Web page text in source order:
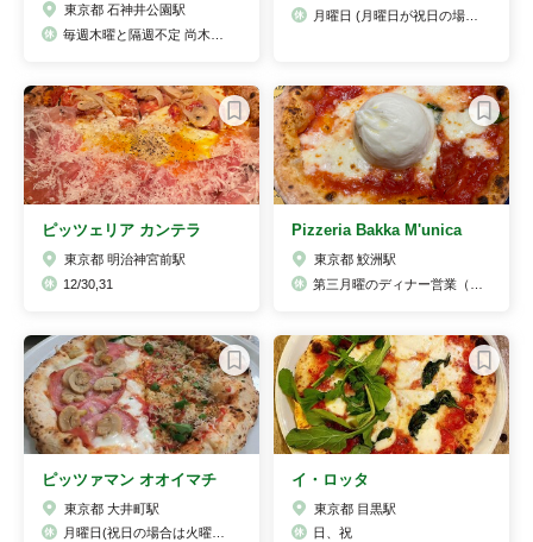
東京都 石神井公園駅
ピッツェリア カンテラ
東京都 明治神宮前駅
12/30,31
Pizzeria Bakka M'unica
東京都 鮫洲駅
ピッツァマン オオイマチ
東京都 大井町駅
イ・ロッタ
東京都 目黒駅
日、祝